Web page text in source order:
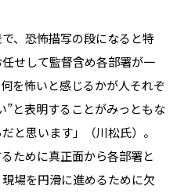
、恐怖描写の段になると特
せして監督含め各部署が一
を怖いと感じるかが人それぞ
”と表明することがみっともな
と思います」（川松氏）。
ために真正面から各部署と
場を円滑に進めるために欠